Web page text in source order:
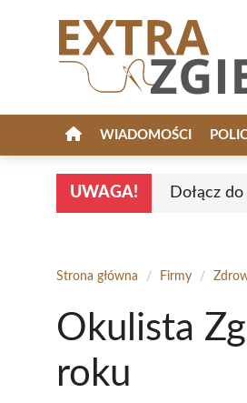
WIADOMOŚCI
UWAGA! Dołącz
Strona główna / Firmy /
Okulista
roku